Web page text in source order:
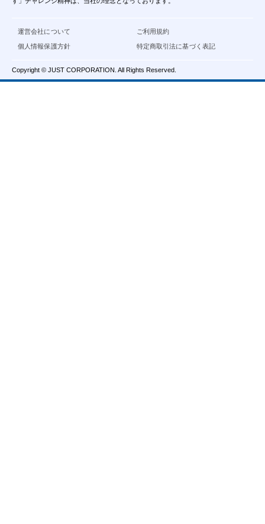
運営会社について
個人情報保護方針
ご利用規約
特定商取引法に基づく表記
Copyright © JUST CORPORATION. All Rights Reserved.